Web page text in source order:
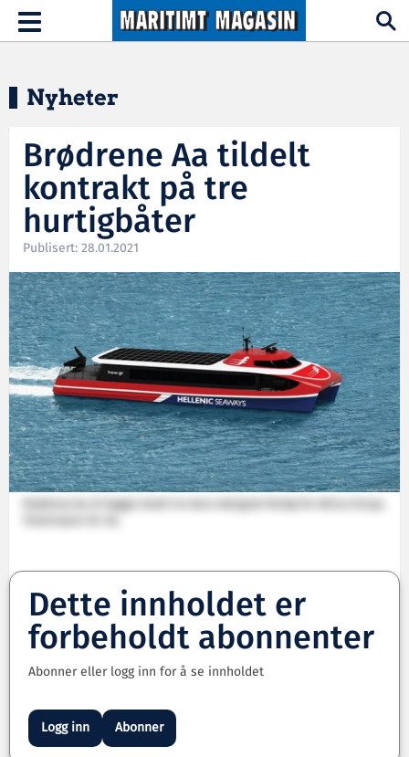
Hopp til hovedinnhold
Toggle
navigation
Nyheter
Brødrene Aa tildelt
kontrakt på tre
hurtigbåter
Publisert: 28.01.2021
Brødrene Aa vil bygge totalt tre Aero-designet fartøy for Attica Group.
Dette innholdet er
forbeholdt abonnenter
Abonner eller logg inn for å se innholdet
Logg inn Abonner